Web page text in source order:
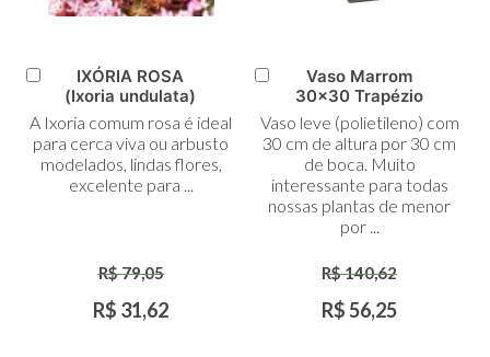
Adicionar
Carrinho
IXÓRIA ROSA
(Ixoria undulata)
A Ixoria comum rosa é ideal
para cerca viva ou arbusto
modelados, lindas flores,
excelente para ...
R$ 79,05
R$ 31,62
Adicionar
Carrinho
Vaso Marrom
30x30 Trapézio
Vaso leve (polietileno) com
30 cm de altura por 30 cm
de boca. Muito
interessante para todas
nossas plantas de menor
por ...
R$ 140,62
R$ 56,25